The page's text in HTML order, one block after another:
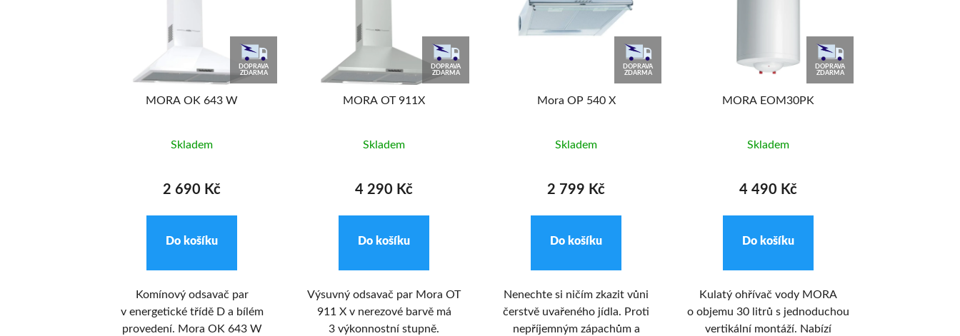
DOPRAVA
ZDARMA
MORA OK 643 W
Skladem
2 690 Kč
Do košíku
Komínový odsavač par
v energetické třídě D a bílém
provedení. Mora OK 643 W
DOPRAVA
ZDARMA
MORA OT 911X
Skladem
4 290 Kč
Do košíku
Výsuvný odsavač par Mora OT
911 X v nerezové barvě má
3 výkonnostní stupně.
DOPRAVA
ZDARMA
Mora OP 540 X
Skladem
2 799 Kč
Do košíku
Nenechte si ničím zkazit vůni
čerstvě uvařeného jídla. Proti
nepříjemným zápachům a
DOPRAVA
ZDARMA
MORA EOM30PK
Skladem
4 490 Kč
Do košíku
Kulatý ohřívač vody MORA
o objemu 30 litrů s jednoduchou
vertikální montáží. Nabízí